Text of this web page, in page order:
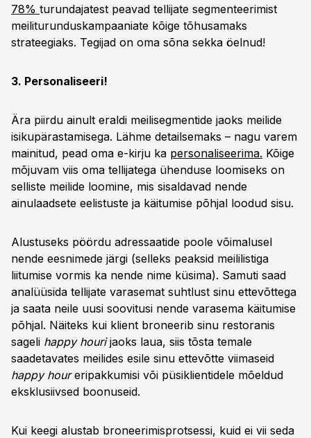
78% turundajatest peavad tellijate segmenteerimist
meiliturunduskampaaniate kõige tõhusamaks
strateegiaks. Tegijad on oma sõna sekka öelnud!
3. Personaliseeri!
Ära piirdu ainult eraldi meilisegmentide jaoks meilide
isikupärastamisega. Lähme detailsemaks – nagu varem
mainitud, pead oma e-kirju ka personaliseerima. Kõige
mõjuvam viis oma tellijatega ühenduse loomiseks on
selliste meilide loomine, mis sisaldavad nende
ainulaadsete eelistuste ja käitumise põhjal loodud sisu.
Alustuseks pöördu adressaatide poole võimalusel
nende eesnimede järgi (selleks peaksid meililistiga
liitumise vormis ka nende nime küsima). Samuti saad
analüüsida tellijate varasemat suhtlust sinu ettevõttega
ja saata neile uusi soovitusi nende varasema käitumise
põhjal. Näiteks kui klient broneerib sinu restoranis
sageli happy hourijaoks laua, siis tõsta temale
saadetavates meilides esile sinu ettevõtte viimaseid
happy houreripakkumisi või püsiklientidele mõeldud
eksklusiivsed boonuseid.
Kui keegi alustab broneerimisprotsessi, kuid ei vii seda